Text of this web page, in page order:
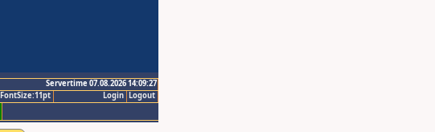
Servertime 07.08.2026 14:09:27
Logout
Login
FontSize:11pt